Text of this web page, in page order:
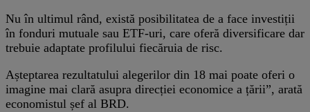
Nu în ultimul rând, există posibilitatea de a face investiții
în fonduri mutuale sau ETF-uri, care oferă diversificare dar
trebuie adaptate profilului fiecăruia de risc.
Așteptarea rezultatului alegerilor din 18 mai poate oferi o
imagine mai clară asupra direcției economice a țării”, arată
economistul șef al BRD.